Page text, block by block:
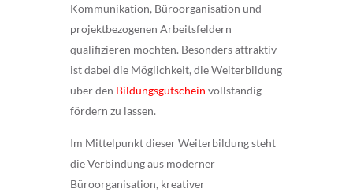
Kommunikation, Büroorganisation und
projektbezogenen Arbeitsfeldern
qualifizieren möchten. Besonders attraktiv
ist dabei die Möglichkeit, die Weiterbildung
über den Bildungsgutschein vollständig
fördern zu lassen.
Im Mittelpunkt dieser Weiterbildung steht
die Verbindung aus moderner
Büroorganisation, kreativer